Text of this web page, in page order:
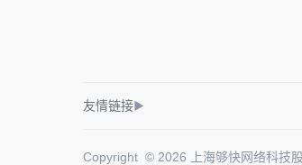
友情链接▶
Copyright © 2026 上海够快网络科技